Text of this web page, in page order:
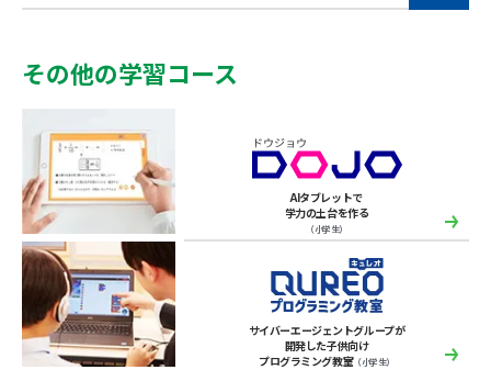
その他の学習コース
AIタブレットで
学力の土台を作る
（小学生）
サイバーエージェントグループが
開発した子供向け
プログラミング教室（小学生）